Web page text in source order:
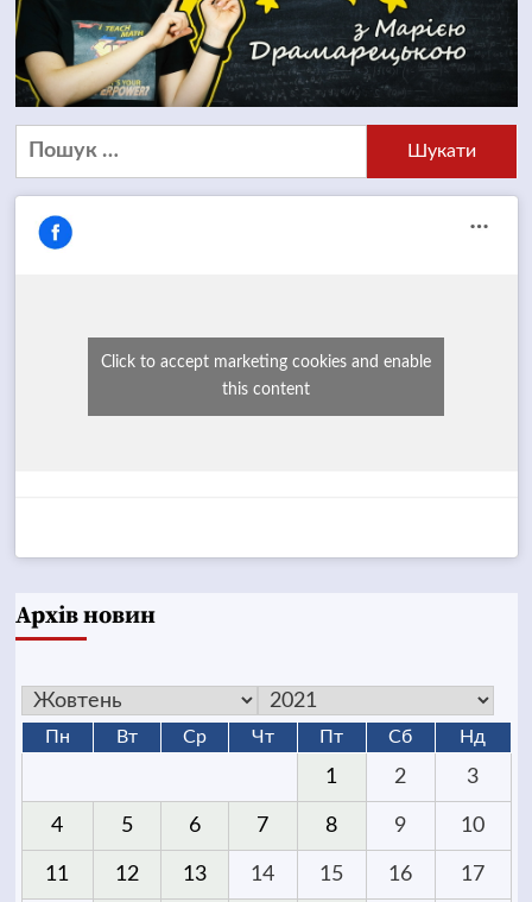
Пошук:
Click to accept marketing cookies and enable
this content
Архів новин
Пн Вт Ср Чт Пт Сб Нд
1 2 3
4 5 6 7 8 9 10
11 12 13 14 15 16 17